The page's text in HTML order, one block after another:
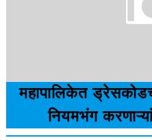
महापालिकेत
नियमभंग